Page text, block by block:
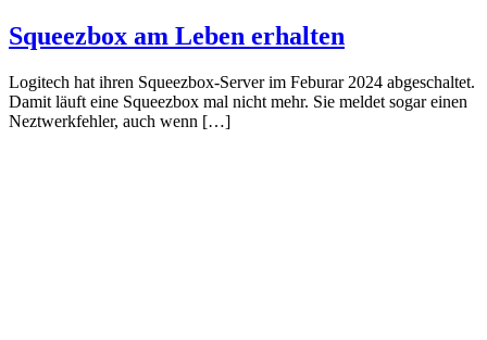
Squeezbox am Leben erhalten
Logitech hat ihren Squeezbox-Server im Feburar 2024 abgeschaltet.
Damit läuft eine Squeezbox mal nicht mehr. Sie meldet sogar einen
Neztwerkfehler, auch wenn […]